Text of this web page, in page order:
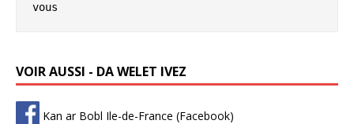
vous
VOIR AUSSI - DA WELET IVEZ
Kan ar Bobl Ile-de-France (Facebook)